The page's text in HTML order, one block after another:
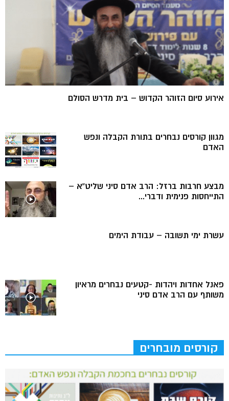
אירוע סיום הזוהר הקדוש – בית מדרש הסולם
מגוון קורסים נבחרים בתורת הקבלה ונפש
האדם
מבצע חרבות ברזל: הרב אדם סיני שליט”א –
התייחסות פנימית ודברי...
עשרת ימי תשובה – עבודת הימים
פאנל אחדות ויהדות -קטעים נבחרים מראיון
משותף עם הרב אדם סיני
קורסים מובחרים